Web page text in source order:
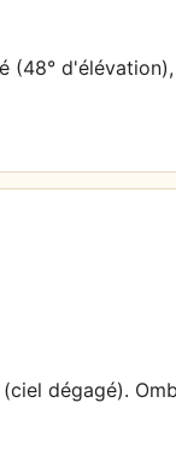
(48°
dégagé).